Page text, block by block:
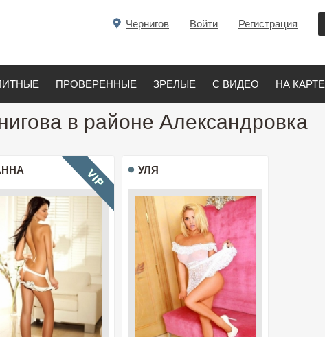
Регистрация
Войти
Чернигов
ПРОВЕРЕННЫЕ ЗРЕЛЫЕ С ВИДЕО НА КАРТЕ
в районе Александровка
УЛЯ